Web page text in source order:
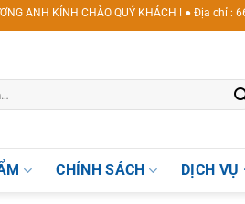
KÍNH CHÀO QUÝ KHÁCH ! ● Địa chỉ : 662/
CHÍNH SÁCH DỊCH VỤ